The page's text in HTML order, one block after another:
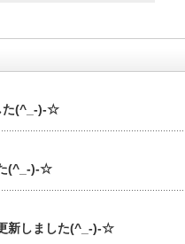
た(^_-)-☆
(^_-)-☆
新しました(^_-)-☆